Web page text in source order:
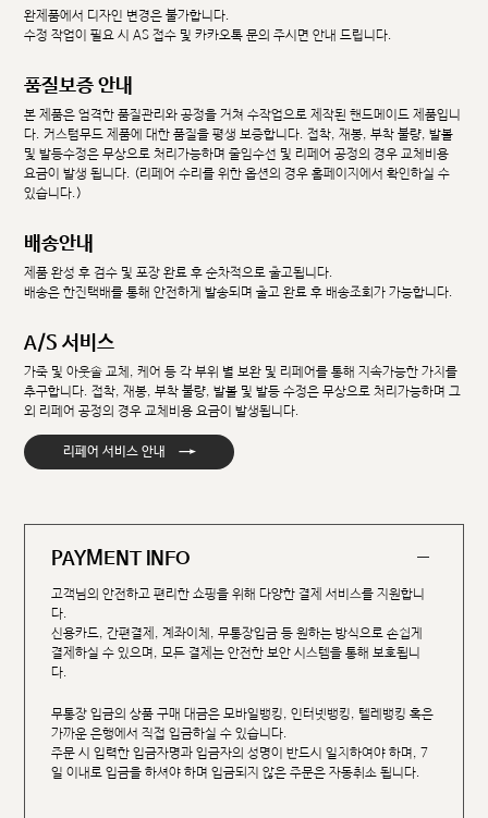
완제품에서 디자인 변경은 불가합니다.
수정 작업이 필요 시 AS 접수 및 카카오톡 문의 주시면 안내 드립니다.
품질보증 안내
본 제품은 엄격한 품질관리와 공정을 거쳐 수작업으로 제작된 핸드메이드 제품입니
다. 커스텀무드 제품에 대한 품질을 평생 보증합니다. 접착, 재봉, 부착 불량, 발볼
및 발등수정은 무상으로 처리가능하며 줄임수선 및 리페어 공정의 경우 교체비용
요금이 발생 됩니다. (리페어 수리를 위한 옵션의 경우 홈페이지에서 확인하실 수
있습니다.)
배송안내
제품 완성 후 검수 및 포장 완료 후 순차적으로 출고됩니다.
배송은 한진택배를 통해 안전하게 발송되며 출고 완료 후 배송조회가 가능합니다.
A/S 서비스
가죽 및 아웃솔 교체, 케어 등 각 부위 별 보완 및 리페어를 통해 지속가능한 가치를
추구합니다. 접착, 재봉, 부착 불량, 발볼 및 발등 수정은 무상으로 처리가능하며 그
외 리페어 공정의 경우 교체비용 요금이 발생됩니다.
리페어 서비스 안내 →
PAYMENT INFO
고객님의 안전하고 편리한 쇼핑을 위해 다양한 결제 서비스를 지원합니
다.
신용카드, 간편결제, 계좌이체, 무통장입금 등 원하는 방식으로 손쉽게
결제하실 수 있으며, 모든 결제는 안전한 보안 시스템을 통해 보호됩니
다.
무통장 입금의 상품 구매 대금은 모바일뱅킹, 인터넷뱅킹, 텔레뱅킹 혹은
가까운 은행에서 직접 입금하실 수 있습니다.
주문 시 입력한 입금자명과 입금자의 성명이 반드시 일치하여야 하며, 7
일 이내로 입금을 하셔야 하며 입금되지 않은 주문은 자동취소 됩니다.